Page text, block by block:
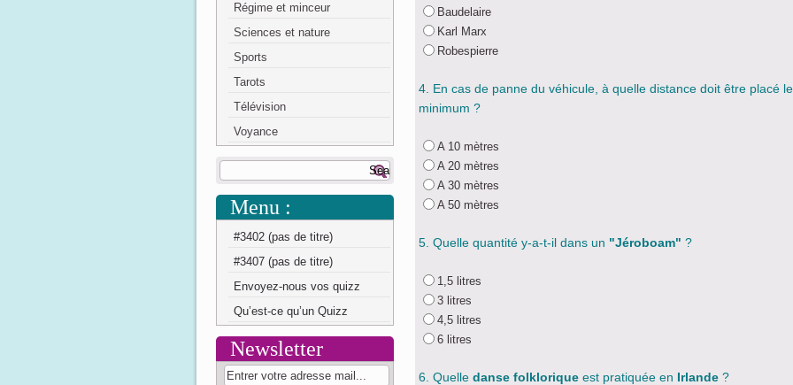
Régime et minceur
Sciences et nature
Sports
Tarots
Télévision
Voyance
Menu :
#3402 (pas de titre)
#3407 (pas de titre)
Envoyez-nous vos quizz
Qu’est-ce qu’un Quizz
Newsletter
Baudelaire
Karl Marx
Robespierre
4. En cas de panne du véhicule, à quelle distance doit être placé
minimum ?
A 10 mètres
A 20 mètres
A 30 mètres
A 50 mètres
5. Quelle quantité y-a-t-il dans un "Jéroboam" ?
1,5 litres
3 litres
4,5 litres
6 litres
6. Quelle danse folklorique est pratiquée en Irlande ?